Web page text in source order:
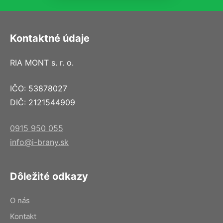
Kontaktné údaje
RIA MONT s. r. o.
IČO: 53878027
DIČ: 2121544909
0915 950 055
info@i-brany.sk
Dôležité odkazy
O nás
Kontakt